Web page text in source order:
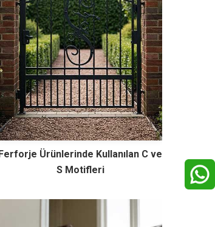
Ferforje Ürünlerinde Kullanılan C ve
S Motifleri